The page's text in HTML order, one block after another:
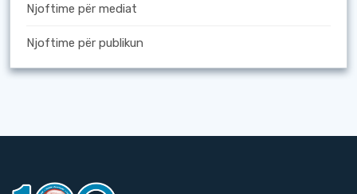
Njoftime për mediat
Njoftime për publikun